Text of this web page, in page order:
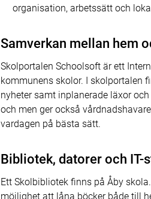
organisation, arbetssätt och
Samverkan mellan hem
Skolportalen Schoolsoft är ett
kommunens skolor. I skolportalen
nyheter samt inplanerade läxor
och men ger också
vardagen på bästa sätt.
Bibliotek, datorer och IT-
Ett Skolbibliotek finns på Åby
möjlighet att låna böcker både till